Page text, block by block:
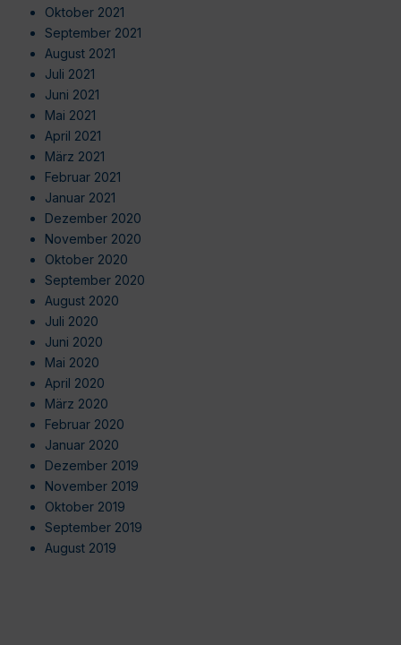
Oktober 2021
September 2021
August 2021
Juli 2021
Juni 2021
Mai 2021
April 2021
März 2021
Februar 2021
Januar 2021
Dezember 2020
November 2020
Oktober 2020
September 2020
August 2020
Juli 2020
Juni 2020
Mai 2020
April 2020
März 2020
Februar 2020
Januar 2020
Dezember 2019
November 2019
Oktober 2019
September 2019
August 2019